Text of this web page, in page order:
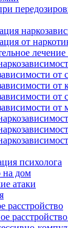
от
от
от
от
от
психолога
на дом
атаки
расстройство